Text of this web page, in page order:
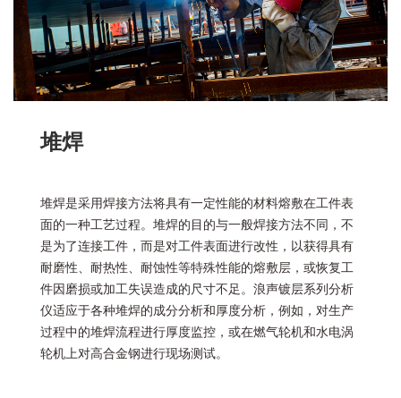
堆焊
堆焊是采用焊接方法将具有一定性能的材料熔敷在工件表
面的一种工艺过程。堆焊的目的与一般焊接方法不同，不
是为了连接工件，而是对工件表面进行改性，以获得具有
耐磨性、耐热性、耐蚀性等特殊性能的熔敷层，或恢复工
件因磨损或加工失误造成的尺寸不足。浪声镀层系列分析
仪适应于各种堆焊的成分分析和厚度分析，例如，对生产
过程中的堆焊流程进行厚度监控，或在燃气轮机和水电涡
轮机上对高合金钢进行现场测试。